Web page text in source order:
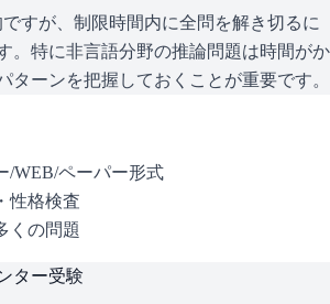
すが、制限時間内に全問を解き切るに
。特に非言語分野の推論問題は時間がか
ターンを把握しておくことが重要です。
/WEB/ペーパー形式
性格検査
くの問題
ター受験